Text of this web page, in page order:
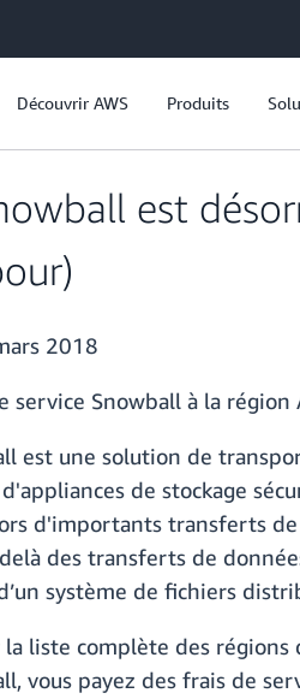
Découvrir AWS Produits
est
2018
service Snowball à la région
est une solution de
de stockage
d'importants transferts de
des transferts de
système de fichiers
liste complète des régions
vous payez des frais de